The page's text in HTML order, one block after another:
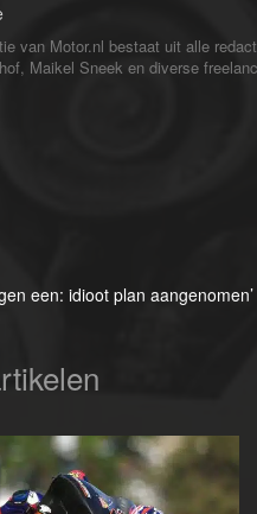
van Motor.nl bestaat uit alle
Maikel Sneek en diverse
een: idioot plan aangenomen’